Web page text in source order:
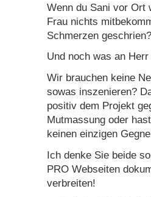
Wenn du Sani vor Ort
Frau nichts
Schmerzen
Und noch was an
Wir brauchen keine
sowas inszenieren?
positiv dem Projekt
Mutmassung oder
keinen einzigen
Ich denke Sie beide
PRO Webseiten
verbreiten!